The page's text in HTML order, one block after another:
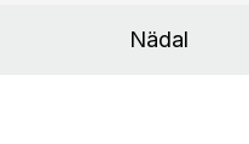
Nädal